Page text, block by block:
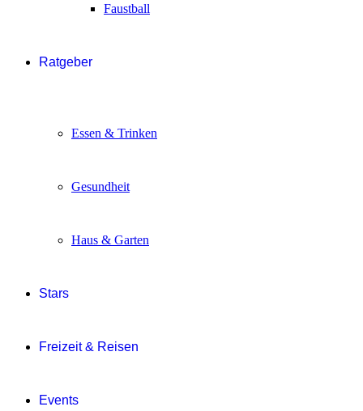
Faustball
Ratgeber
Essen & Trinken
Gesundheit
Haus & Garten
Stars
Freizeit & Reisen
Events